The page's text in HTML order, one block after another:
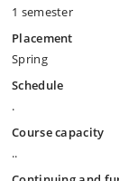
1 semester
Placement
Spring
Schedule
.
Course capacity
..